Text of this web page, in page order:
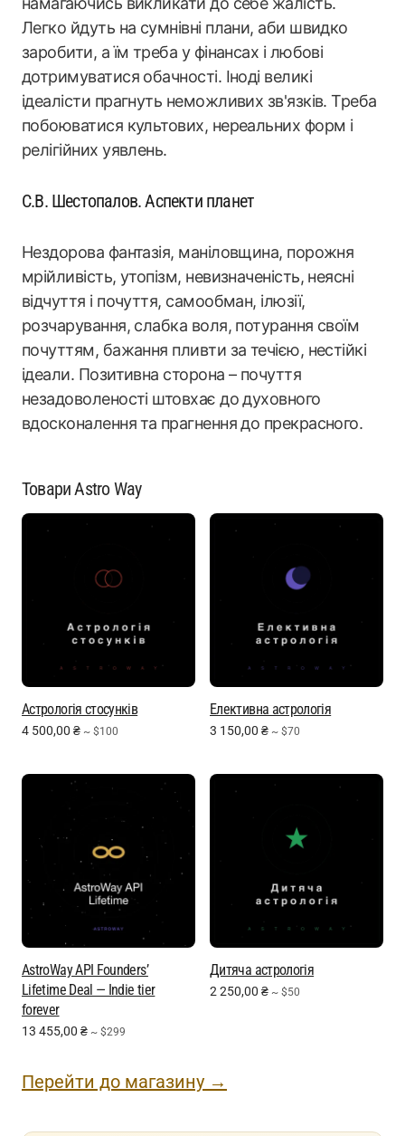
Легко йдуть на сумнівні плани, аби швидко
заробити, а їм треба у фінансах і любові
дотримуватися обачності. Іноді великі
ідеалісти прагнуть неможливих зв'язків. Треба
побоюватися культових, нереальних форм і
релігійних уявлень.
С.В. Шестопалов. Аспекти планет
Нездорова фантазія, маніловщина, порожня
мрійливість, утопізм, невизначеність, неясні
відчуття і почуття, самообман, ілюзії,
розчарування, слабка воля, потурання своїм
почуттям, бажання пливти за течією, нестійкі
ідеали. Позитивна сторона – почуття
незадоволеності штовхає до духовного
вдосконалення та прагнення до прекрасного.
Товари Astro Way
Астрологія стосунків
4 500,00 ₴ ~ $100
Елективна астрологія
3 150,00 ₴ ~ $70
AstroWay API Founders’
Lifetime Deal — Indie tier
forever
13 455,00 ₴ ~ $299
Дитяча астрологія
2 250,00 ₴ ~ $50
Перейти до магазину →